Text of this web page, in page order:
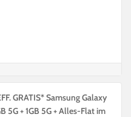
GRATIS* Samsung Galaxy
5G + 1GB 5G + Alles-Flat im